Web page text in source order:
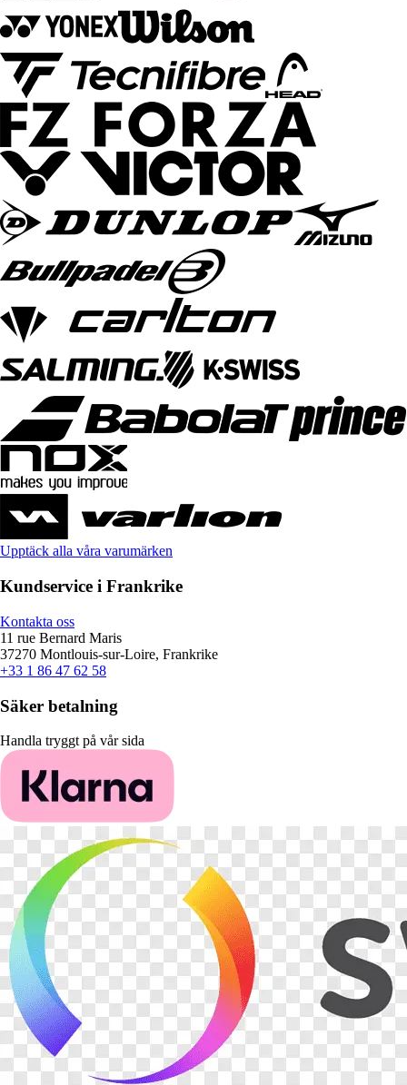
Upptäck alla våra varumärken
Kundservice i Frankrike
Kontakta oss
11 rue Bernard Maris
37270 Montlouis-sur-Loire, Frankrike
+33 1 86 47 62 58
Säker betalning
Handla tryggt på vår sida